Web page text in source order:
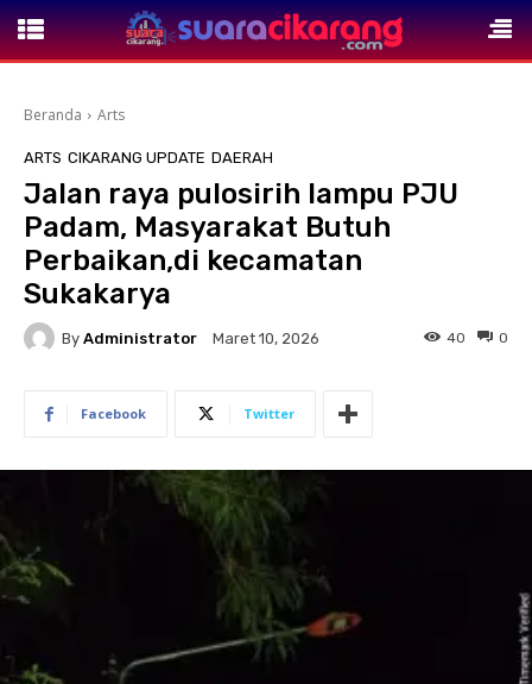
Beranda Arts
ARTS CIKARANG UPDATE DAERAH
Jalan raya pulosirih lampu PJU
Padam, Masyarakat Butuh
Perbaikan,di kecamatan
Sukakarya
By Administrator Maret 10, 2026 0
40
Facebook Twitter